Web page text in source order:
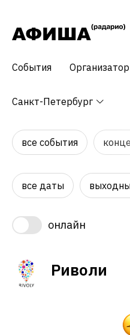
События
Санкт-Петербург
все события
все даты
онлайн
Риволи